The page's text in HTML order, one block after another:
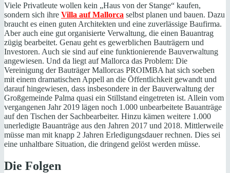
Viele Privatleute wollen kein „Haus von der Stange“ kaufen,
sondern sich ihre Villa auf Mallorca selbst planen und bauen. Dazu
braucht es einen guten Architekten und eine zuverlässige Baufirma.
Aber auch eine gut organisierte Verwaltung, die einen Bauantrag
zügig bearbeitet. Genau geht es gewerblichen Bauträgern und
Investoren. Auch sie sind auf eine funktionierende Bauverwaltung
angewiesen. Und da liegt auf Mallorca das Problem: Die
Vereinigung der Bauträger Mallorcas PROIMBA hat sich soeben
mit einem dramatischen Appell an die Öffentlichkeit gewandt und
darauf hingewiesen, dass insbesondere in der Bauverwaltung der
Großgemeinde Palma quasi ein Stillstand eingetreten ist. Allein vom
vergangenen Jahr 2019 lägen noch 1.000 unbearbeitete Bauanträge
auf den Tischen der Sachbearbeiter. Hinzu kämen weitere 1.000
unerledigte Bauanträge aus den Jahren 2017 und 2018. Mittlerweile
müsse man mit knapp 2 Jahren Erledigungsdauer rechnen. Dies sei
eine unhaltbare Situation, die dringend gelöst werden müsse.
Die Folgen